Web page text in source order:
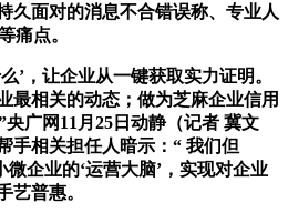
久面对的消息不合错误称、专业人
痛点。
，让企业从一键获取实力证明。
最相关的动态；做为芝麻企业信用
广网11月25日动静（记者 冀文
手相关担任人暗示：“ 我们但
微企业的‘运营大脑’，实现对企业
艺普惠。